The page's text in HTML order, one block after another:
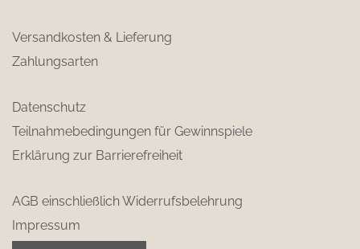
Versandkosten & Lieferung
Zahlungsarten
Datenschutz
Teilnahmebedingungen für Gewinnspiele
Erklärung zur Barrierefreiheit
AGB einschließlich Widerrufsbelehrung
Impressum